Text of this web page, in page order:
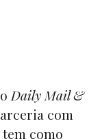
Daily Mail &
com
tem como